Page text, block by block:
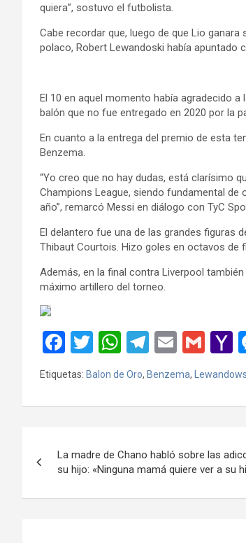
quiera”, sostuvo el futbolista.
Cabe recordar que, luego de que Lio
polaco, Robert Lewandoski había apuntado
El 10 en aquel momento había agradecido
balón que no fue entregado en 2020 por la
En cuanto a la entrega del premio de esta
Benzema.
“Yo creo que no hay dudas, está clarísimo
Champions League, siendo fundamental
año”, remarcó Messi en diálogo con TyC
El delantero fue una de las grandes figuras
Thibaut Courtois. Hizo goles en octavos de
Además, en la final contra Liverpool
máximo artillero del torneo.
F
a
ce
b
o
k
T
wi
tt
er
W
h
at
s
p
p
T
el
e
gr
m
E
m
ail
G
ail
Y
h
o
Etiquetas: Balon de Oro, Benzema,
de
entradas
La madre de Chano habló sobre las
su hijo: «Ninguna mamá quiere ver a su